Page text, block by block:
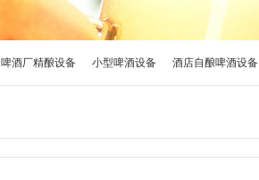
啤酒厂精酿设备 小型啤酒设备 酒店自酿啤酒设备